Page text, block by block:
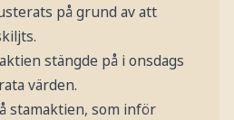
på grund av att
stängde på i onsdags
värden.
stamaktien, som inför